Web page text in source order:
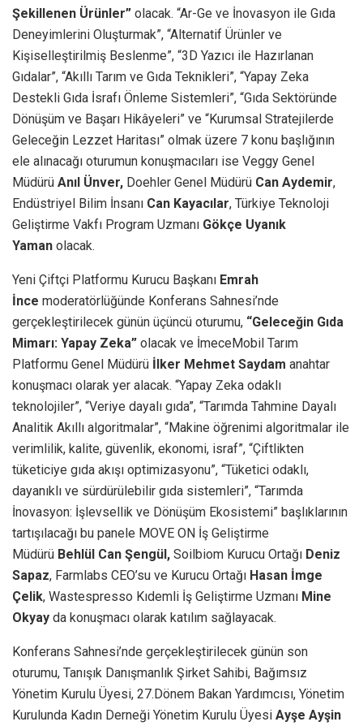
Şekillenen Ürünler” olacak. “Ar-Ge ve İnovasyon ile Gıda
Deneyimlerini Oluşturmak”, “Alternatif Ürünler ve
Kişiselleştirilmiş Beslenme”, “3D Yazıcı ile Hazırlanan
Gıdalar”, “Akıllı Tarım ve Gıda Teknikleri”, “Yapay Zeka
Destekli Gıda İsrafı Önleme Sistemleri”, “Gıda Sektöründe
Dönüşüm ve Başarı Hikâyeleri” ve “Kurumsal Stratejilerde
Geleceğin Lezzet Haritası” olmak üzere 7 konu başlığının
ele alınacağı oturumun konuşmacıları ise Veggy Genel
Müdürü Anıl Ünver, Doehler Genel Müdürü Can Aydemir,
Endüstriyel Bilim İnsanı Can Kayacılar, Türkiye Teknoloji
Geliştirme Vakfı Program Uzmanı Gökçe Uyanık
Yaman olacak.
Yeni Çiftçi Platformu Kurucu Başkanı Emrah
İnce moderatörlüğünde Konferans Sahnesi’nde
gerçekleştirilecek günün üçüncü oturumu, “Geleceğin Gıda
Mimarı: Yapay Zeka” olacak ve İmeceMobil Tarım
Platformu Genel Müdürü İlker Mehmet Saydam anahtar
konuşmacı olarak yer alacak. “Yapay Zeka odaklı
teknolojiler”, “Veriye dayalı gıda”, “Tarımda Tahmine Dayalı
Analitik Akıllı algoritmalar”, “Makine öğrenimi algoritmalar ile
verimlilik, kalite, güvenlik, ekonomi, israf”, “Çiftlikten
tüketiciye gıda akışı optimizasyonu”, “Tüketici odaklı,
dayanıklı ve sürdürülebilir gıda sistemleri”, “Tarımda
İnovasyon: İşlevsellik ve Dönüşüm Ekosistemi” başlıklarının
tartışılacağı bu panele MOVE ON İş Geliştirme
Müdürü Behlül Can Şengül, Soilbiom Kurucu Ortağı Deniz
Sapaz, Farmlabs CEO’su ve Kurucu Ortağı Hasan İmge
Çelik, Wastespresso Kıdemli İş Geliştirme Uzmanı Mine
Okyay da konuşmacı olarak katılım sağlayacak.
Konferans Sahnesi’nde gerçekleştirilecek günün son
oturumu, Tanışık Danışmanlık Şirket Sahibi, Bağımsız
Yönetim Kurulu Üyesi, 27.Dönem Bakan Yardımcısı, Yönetim
Kurulunda Kadın Derneği Yönetim Kurulu Üyesi Ayşe Ayşin